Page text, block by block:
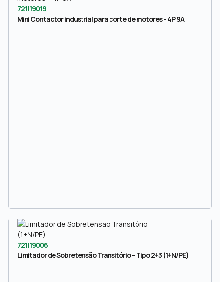
721119019
Mini Contactor industrial para corte de motores – 4P 9A
721119006
Limitador de Sobretensão Transitório – Tipo 2+3 (1+N/PE)